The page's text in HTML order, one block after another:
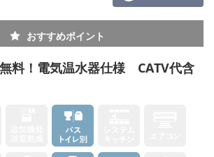
おすすめポイント
料！電気温水器仕様 CATV代含